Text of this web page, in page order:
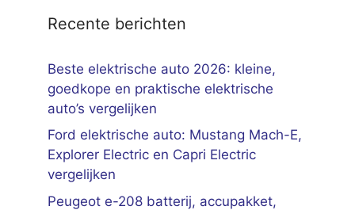
Recente berichten
Beste elektrische auto 2026: kleine,
goedkope en praktische elektrische
auto’s vergelijken
Ford elektrische auto: Mustang Mach-E,
Explorer Electric en Capri Electric
vergelijken
Peugeot e-208 batterij, accupakket,